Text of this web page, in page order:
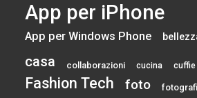
App per iPhone
App per Windows Phone
casa collaborazioni cucina cuffie
Fashion Tech foto